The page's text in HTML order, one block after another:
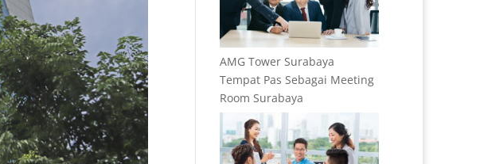
AMG Tower Surabaya
Tempat Pas Sebagai Meeting
Room Surabaya